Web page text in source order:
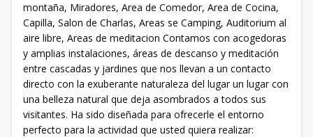
montaña, Miradores, Area de Comedor, Area de Cocina,
Capilla, Salon de Charlas, Areas se Camping, Auditorium al
aire libre, Areas de meditacion Contamos con acogedoras
y amplias instalaciones, áreas de descanso y meditación
entre cascadas y jardines que nos llevan a un contacto
directo con la exuberante naturaleza del lugar un lugar con
una belleza natural que deja asombrados a todos sus
visitantes. Ha sido diseñada para ofrecerle el entorno
perfecto para la actividad que usted quiera realizar: